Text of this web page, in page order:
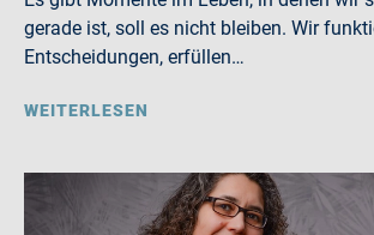
gerade ist, soll es nicht bleiben. Wir
Entscheidungen, erfüllen…
WEITERLESEN